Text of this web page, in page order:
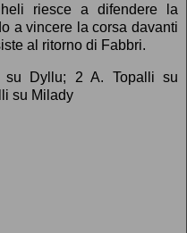
riesce a difendere la
a vincere la corsa davanti
al ritorno di Fabbri.
Dyllu; 2 A. Topalli su
su Milady